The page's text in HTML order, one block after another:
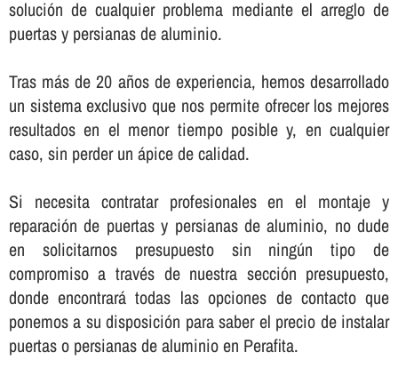
solución de cualquier problema mediante el arreglo de
puertas y persianas de aluminio.
Tras más de 20 años de experiencia, hemos desarrollado
un sistema exclusivo que nos permite ofrecer los mejores
resultados en el menor tiempo posible y, en cualquier
caso, sin perder un ápice de calidad.
Si necesita contratar profesionales en el montaje y
reparación de puertas y persianas de aluminio, no dude
en solicitarnos presupuesto sin ningún tipo de
compromiso a través de nuestra sección presupuesto,
donde encontrará todas las opciones de contacto que
ponemos a su disposición para saber el precio de instalar
puertas o persianas de aluminio en Perafita.